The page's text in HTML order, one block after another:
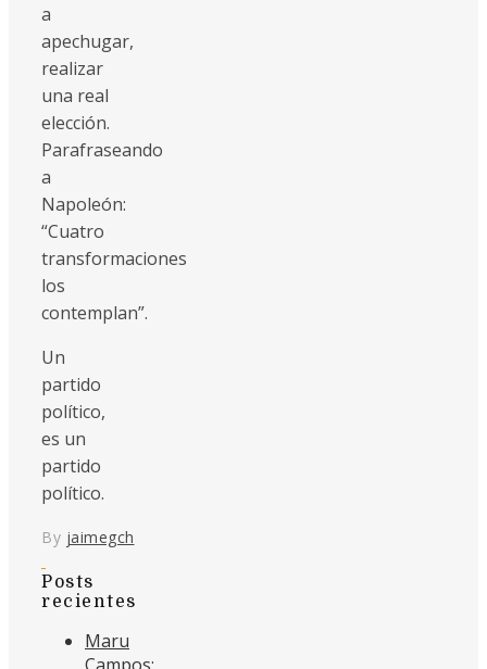
a
apechugar,
realizar
una real
elección.
Parafraseando
a
Napoleón:
“Cuatro
transformaciones
los
contemplan”.
Un
partido
político,
es un
partido
político.
By jaimegch
Posts
recientes
Maru